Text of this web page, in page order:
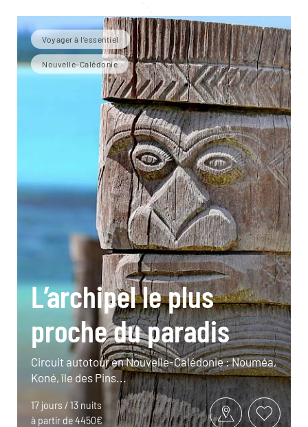
Voyager à l’essentiel
Nouvelle-Calédonie
L’archipel le plus
proche du paradis
Circuit autotour en Nouvelle-Calédonie : Nouméa,
Koné, île des Pins...
17 jours / 13 nuits
à partir de 4450€